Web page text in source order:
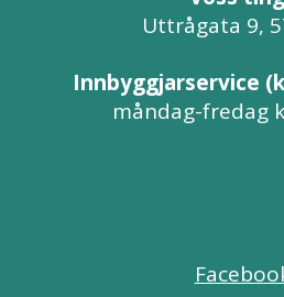
Uttrågata 9,
Innbyggjarservice
måndag-fredag